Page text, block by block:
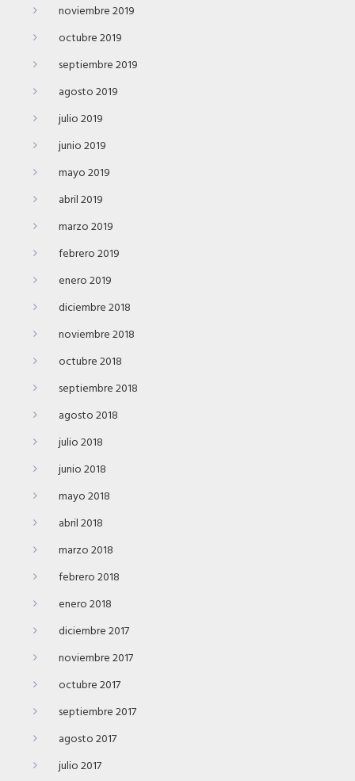
noviembre 2019
octubre 2019
septiembre 2019
agosto 2019
julio 2019
junio 2019
mayo 2019
abril 2019
marzo 2019
febrero 2019
enero 2019
diciembre 2018
noviembre 2018
octubre 2018
septiembre 2018
agosto 2018
julio 2018
junio 2018
mayo 2018
abril 2018
marzo 2018
febrero 2018
enero 2018
diciembre 2017
noviembre 2017
octubre 2017
septiembre 2017
agosto 2017
julio 2017